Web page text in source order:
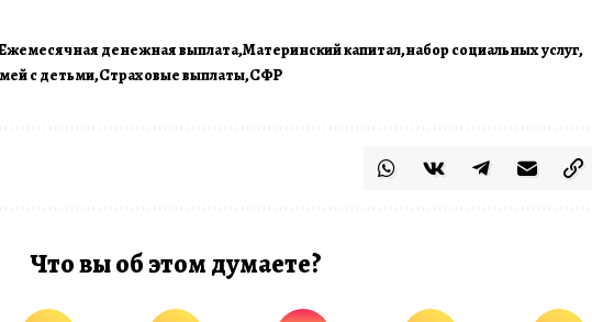
денежная выплата Материнский капитал набор социальных услуг
с детьми Страховые выплаты СФР
Что вы об этом думаете?